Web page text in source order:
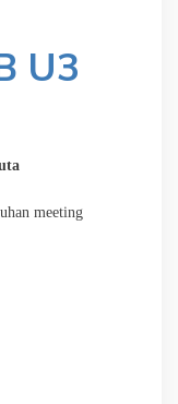
U3
meeting